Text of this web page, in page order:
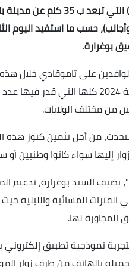
استقطب موقع المدينة الأثرية
50 ألف زائر (وطنيين وأجانب)، حسب ما
بوغرارة.
على تاموقادي خلال
من أجل تثمين كنوز هذه
إليها سواء كانوا وطنيين أو
الفترات المسائية والليلية
المجاورة لها.
لذات المسؤول، أطلق في أبريل 2023 كتجربة
بالهاتف من طرف زوار